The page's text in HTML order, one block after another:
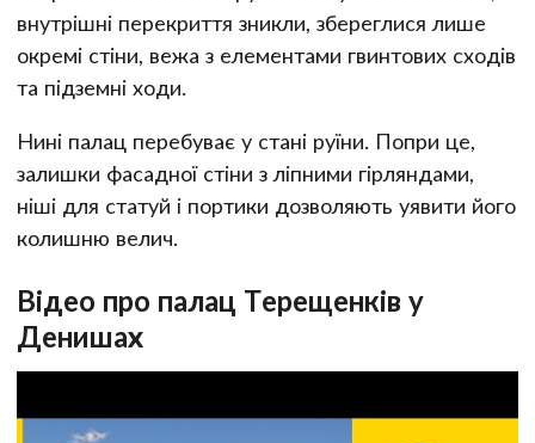
внутрішні перекриття зникли, збереглися лише
окремі стіни, вежа з елементами гвинтових сходів
та підземні ходи.
Нині палац перебуває у стані руїни. Попри це,
залишки фасадної стіни з ліпними гірляндами,
ніші для статуй і портики дозволяють уявити його
колишню велич.
Відео про палац Терещенків у
Денишах